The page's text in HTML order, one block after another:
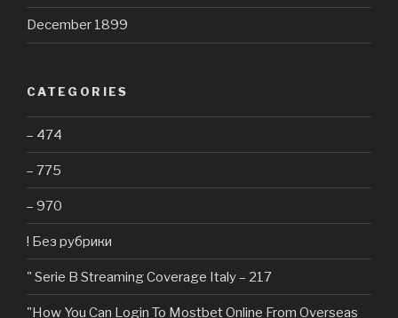
December 1899
CATEGORIES
– 474
– 775
– 970
! Без рубрики
"️ Serie B Streaming Coverage Italy – 217
"How You Can Login To Mostbet Online From Overseas